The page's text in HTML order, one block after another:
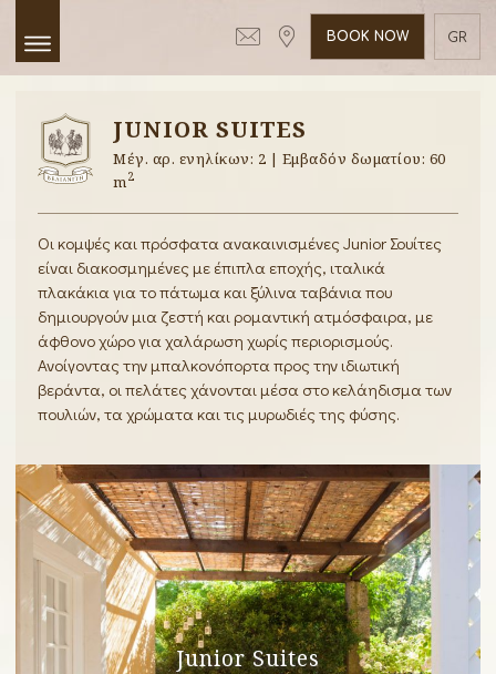
GR
BOOK NOW
JUNIOR SUITES
Μέγ. αρ. ενηλίκων: 2 | Εμβαδόν δωματίου: 60
m2
Οι κομψές και πρόσφατα ανακαινισμένες Junior Σουίτες
είναι διακοσμημένες με έπιπλα εποχής, ιταλικά
πλακάκια για το πάτωμα και ξύλινα ταβάνια που
δημιουργούν μια ζεστή και ρομαντική ατμόσφαιρα, με
άφθονο χώρο για χαλάρωση χωρίς περιορισμούς.
Ανοίγοντας την μπαλκονόπορτα προς την ιδιωτική
βεράντα, οι πελάτες χάνονται μέσα στο κελάηδισμα των
πουλιών, τα χρώματα και τις μυρωδιές της φύσης.
Junior Suites